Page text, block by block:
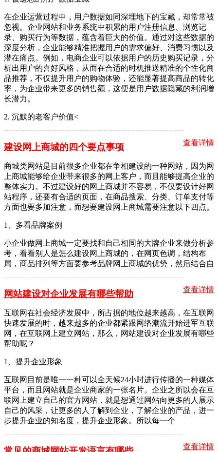
在企业运营过程中，用户数据如同深埋地下的宝藏，却常常被
忽视。企业网站和业务系统中积累的用户注册信息、浏览记
录、购买行为等数据，蕴含着巨大的价值。通过对这些数据的
深度分析，企业能够精准把握用户的需求偏好、消费习惯以及
潜在痛点。例如，电商企业可以依据用户的历史购买记录，分
析出用户的喜好风格，从而在合适的时机推送精准的个性化商
品推荐，不仅提升用户的购物体验，还能显著提高商品的转化
率，为企业带来更多的销售额，这便是用户数据隐藏的利润增
长潜力。
2. 沉默的老客户价值<
查看详情
建设网上商城的四个要点事项
商城类网站是目前很多企业都在争相建设的一种网站，因为网
上商城能够给企业带来很多的网上客户，而且能够提高企业的
整体实力。不过建设好的网上商城并不容易，不仅要设计好网
站程序，还要有合适的页面，在商品搜索、分类、订单支付等
方面也要多加注意，而想要建设网上商城需要注意以下四点。
1、多看品牌案例
小企业做网上商城一定要找和自己相同的大牌企业来做分析参
考，看看别人是怎么建设网上商城的，在网页色调，结构布
局，商品排列等方面要参考品牌网上商城的优势，然后结合自
查看详情
网站建设对企业发展有哪些帮助
互联网在社会经济发展中，所占据的地位越来越高，在互联网
快速发展的时，越来越多的企业都紧跟网络潮流开始进军互联
网，在互联网上建立网站，那么，网站建设对企业发展有哪些
帮助呢？
1、提升企业形象
互联网目前是唯一一种可以全天候24小时进行传播的一种媒体
平台，而且网站就是企业商家的一张名片。企业之所以会在互
联网上建立自己的官方网站，就是想通过网站向更多的人展示
自己的风采，让更多的人了解到企业，了解企业的产品，进一
步提升企业的知名度，提升企业形象。所以每一个
查看详情